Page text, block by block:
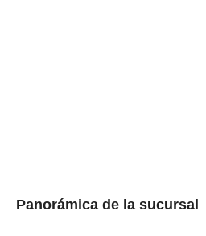
Panorámica de la sucursal